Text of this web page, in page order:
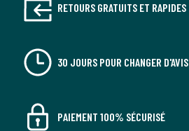
RETOURS GRATUITS ET RAPIDES
30 JOURS POUR CHANGER D'AVIS
PAIEMENT 100% SÉCURISÉ